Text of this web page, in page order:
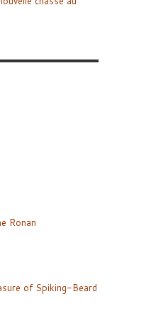
Ronan
of Spiking-Beard